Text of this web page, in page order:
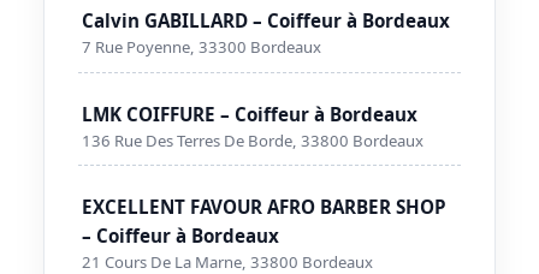
Calvin GABILLARD – Coiffeur à Bordeaux
7 Rue Poyenne, 33300 Bordeaux
LMK COIFFURE – Coiffeur à Bordeaux
136 Rue Des Terres De Borde, 33800 Bordeaux
EXCELLENT FAVOUR AFRO BARBER SHOP
– Coiffeur à Bordeaux
21 Cours De La Marne, 33800 Bordeaux